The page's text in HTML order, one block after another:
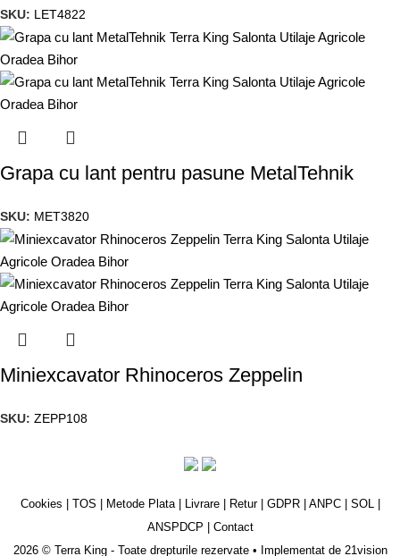
SKU: LET4822
Grapa cu lant pentru pasune MetalTehnik
SKU: MET3820
Miniexcavator Rhinoceros Zeppelin
SKU: ZEPP108
Cookies TOS Metode Plata| Livrare| Retur| GDPR ANPC SOL
ANSPDCP
Contact
2026 © Terra King - Toate drepturile rezervate • Implementat de 21vision